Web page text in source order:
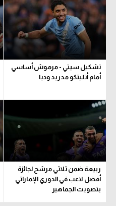
تشكيل سيتي - مرموش أساسي
أمام أتليتكو مدريد وديا
ربيعة ضمن ثلاثي مرشح لجائزة
أفضل لاعب في الدوري الإماراتي
بتصويت الجماهير